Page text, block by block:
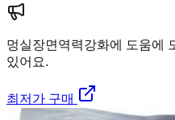
멍실장면역력강화에 도움에
있어요.
최저가 구매